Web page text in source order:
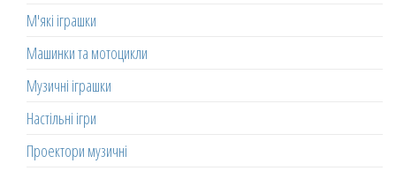
М'які іграшки
Машинки та мотоцикли
Музичні іграшки
Настільні ігри
Проектори музичні